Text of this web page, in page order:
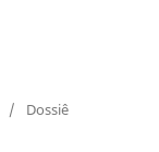
/ Dossiê